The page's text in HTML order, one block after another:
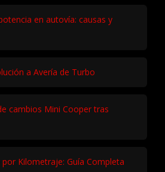
en autovía: causas y
a Avería de Turbo
cambios Mini Cooper tras
Kilometraje: Guía Completa